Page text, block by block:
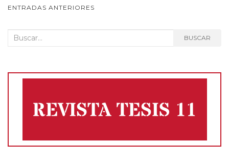
NAVEGACIÓN
POSTS
ENTRADAS ANTERIORES
Buscar: BUSCAR